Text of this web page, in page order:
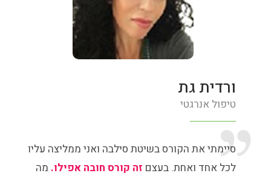
ורדית גת
טיפול אנרגטי
סיימתי את הקורס בשיטת סילבה ואני ממליצה עליו
לכל אחד ואחת. בעצם זה קורס חובה אפילו. מה